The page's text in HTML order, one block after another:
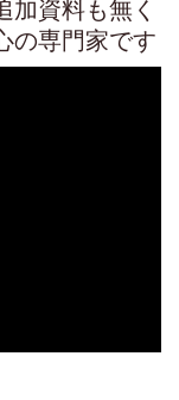
加資料も無く
の専門家です